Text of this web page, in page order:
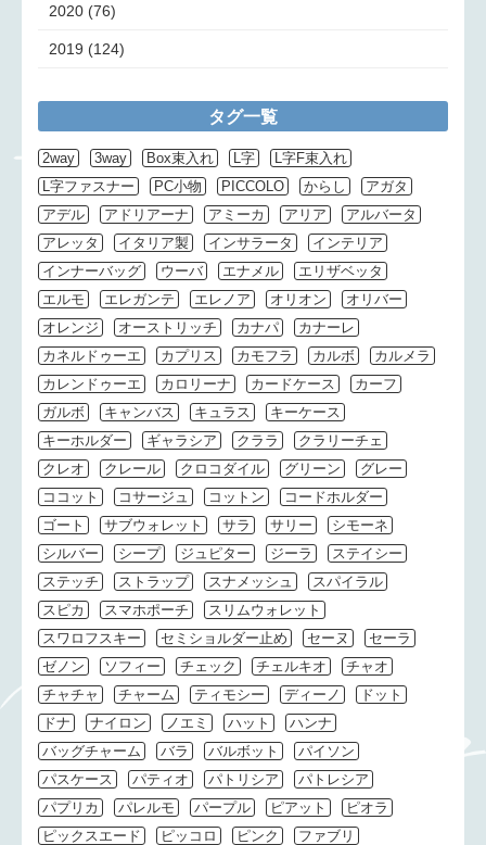
2020 (76)
2019 (124)
タグ一覧
2way 3way Box束入れ L字
L字F束入れ
L字ファスナー
PC小物 PICCOLO からし
アガタ
アデル
アドリアーナ アミーカ アリア
アルバータ
アレッタ
イタリア製 インサラータ
インテリア
インナーバッグ
ウーバ エナメル
エリザベッタ
エルモ
エレガンテ エレノア オリオン
オリバー
オレンジ
オーストリッチ カナパ
カナーレ
カネルドゥーエ
カプリス カモフラ カルボ
カルメラ
カレンドゥーエ
カロリーナ カードケース
カーフ
ガルボ
キャンバス キュラス
キーケース
キーホルダー
ギャラシア クララ
クラリーチェ
クレオ
クレール クロコダイル グリーン
グレー
ココット
コサージュ コットン
コードホルダー
ゴート
サブウォレット サラ サリー
シモーネ
シルバー
シープ ジュピター ジーラ
ステイシー
ステッチ
ストラップ スナメッシュ
スパイラル
スピカ
スマホポーチ
スリムウォレット
スワロフスキー
セミショルダー止め セーヌ
セーラ
ゼノン
ソフィー チェック チェルキオ
チャオ
チャチャ
チャーム ティモシー ディーノ
ドット
ドナ
ナイロン ノエミ ハット
ハンナ
バッグチャーム
バラ バルボット
パイソン
パスケース
パティオ パトリシア
パトレシア
パプリカ
パレルモ パープル ピアット
ピオラ
ピックスエード
ピッコロ ピンク
ファブリ